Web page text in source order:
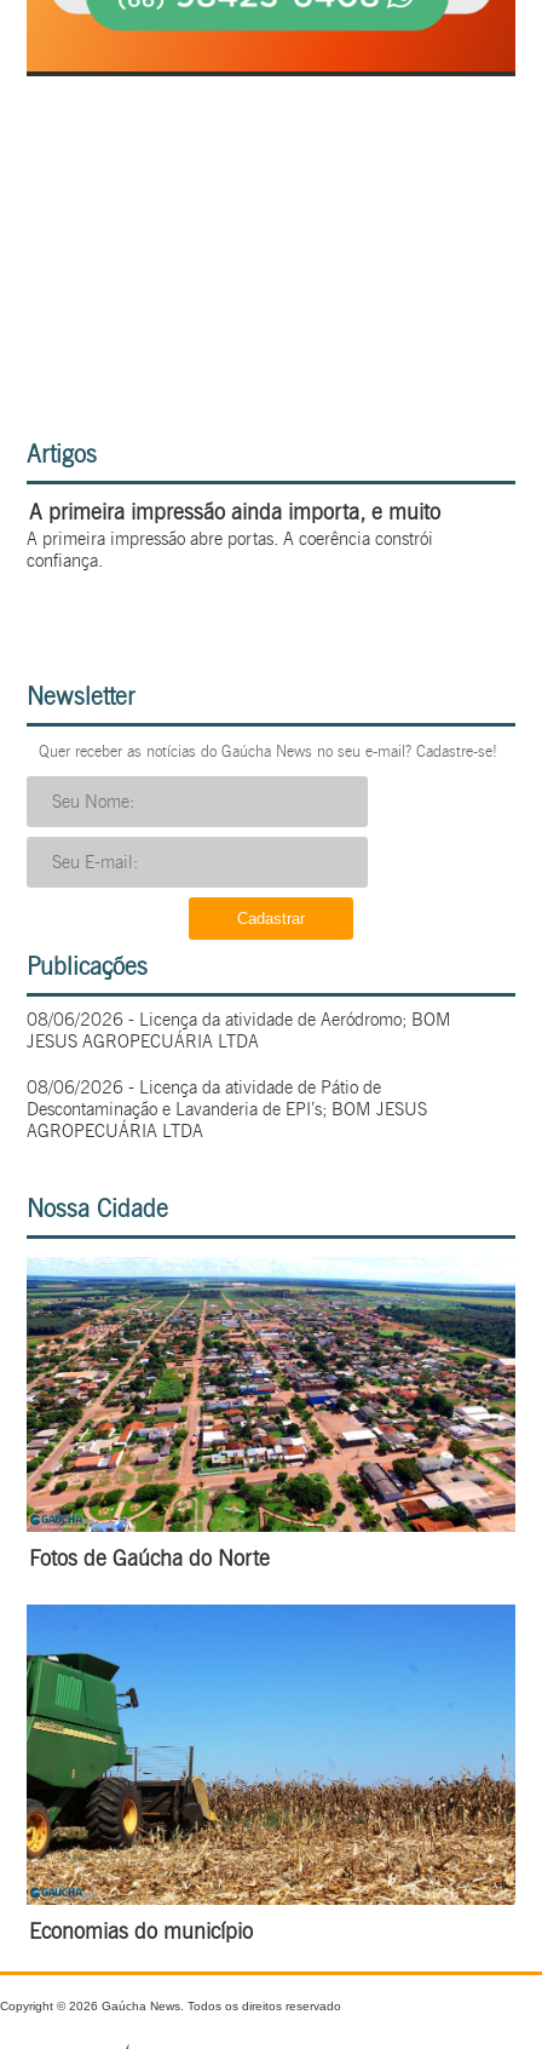
Artigos
A primeira impressão ainda importa, e muito
A primeira impressão abre portas. A coerência constrói
confiança.
Newsletter
Quer receber as notícias do Gaúcha News no seu e-mail? Cadastre-se!
Publicações
08/06/2026 - Licença da atividade de Aeródromo; BOM
JESUS AGROPECUÁRIA LTDA
08/06/2026 - Licença da atividade de Pátio de
Descontaminação e Lavanderia de EPI’s; BOM JESUS
AGROPECUÁRIA LTDA
Nossa Cidade
Fotos de Gaúcha do Norte
Economias do município
Copyright © 2026 Gaúcha News. Todos os direitos reservado